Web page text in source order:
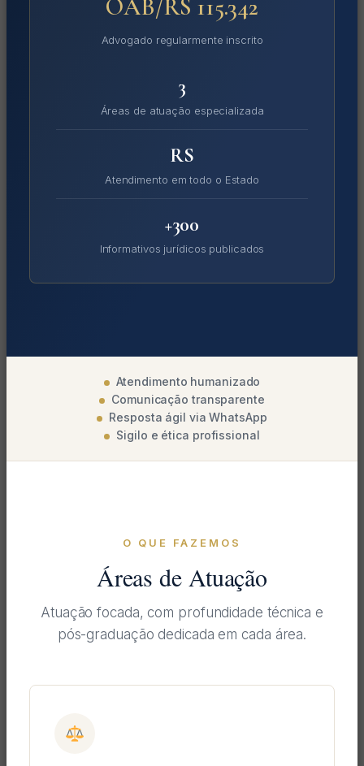
OAB/RS 115.342
Advogado regularmente inscrito
3
Áreas de atuação especializada
RS
Atendimento em todo o Estado
+300
Informativos jurídicos publicados
Atendimento humanizado
Comunicação transparente
Resposta ágil via WhatsApp
Sigilo e ética profissional
O QUE FAZEMOS
Áreas de Atuação
Atuação focada, com profundidade técnica e
pós-graduação dedicada em cada área.